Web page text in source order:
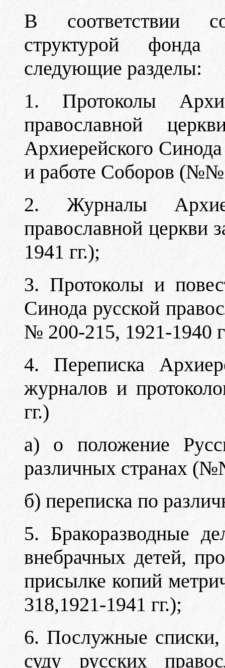
В соответствии
структурой
следующие разделы:
1. Протоколы
православной
Архиерейского
и работе Соборов (№№
2. Журналы
православной
1941 гг.);
3. Протоколы и
Синода русской
№ 200-215, 1921-1940
4. Переписка
журналов и
гг.)
а) о положение
различных странах
б) переписка по
5. Бракоразводные
внебрачных детей,
присылке копий
318,1921-1941 гг.);
6. Послужные списки,
суду русских